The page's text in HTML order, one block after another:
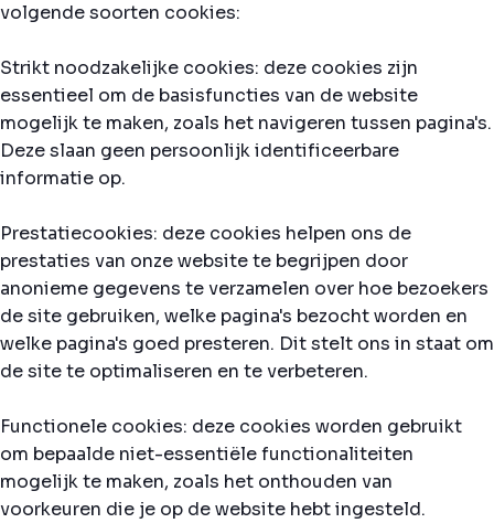
volgende soorten cookies:
Strikt noodzakelijke cookies: deze cookies zijn
essentieel om de basisfuncties van de website
mogelijk te maken, zoals het navigeren tussen pagina's.
Deze slaan geen persoonlijk identificeerbare
informatie op.
Prestatiecookies: deze cookies helpen ons de
prestaties van onze website te begrijpen door
anonieme gegevens te verzamelen over hoe bezoekers
de site gebruiken, welke pagina's bezocht worden en
welke pagina's goed presteren. Dit stelt ons in staat om
de site te optimaliseren en te verbeteren.
Functionele cookies: deze cookies worden gebruikt
om bepaalde niet-essentiële functionaliteiten
mogelijk te maken, zoals het onthouden van
voorkeuren die je op de website hebt ingesteld.